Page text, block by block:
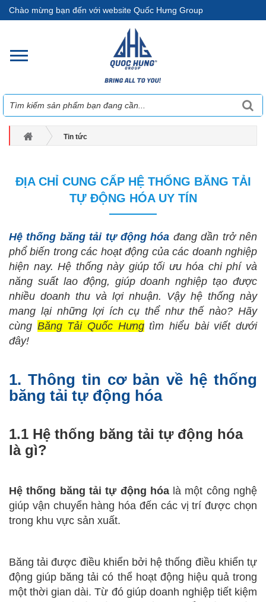
Chào mừng bạn đến với website Quốc Hưng Group
Tin tức
ĐỊA CHỈ CUNG CẤP HỆ THỐNG BĂNG TẢI
TỰ ĐỘNG HÓA UY TÍN
Hệ thống băng tải tự động hóa đang dần trở nên
phổ biến trong các hoạt động của các doanh nghiệp
hiện nay. Hệ thống này giúp tối ưu hóa chi phí và
năng suất lao động, giúp doanh nghiệp tạo được
nhiều doanh thu và lợi nhuận. Vậy hệ thống này
mang lại những lợi ích cụ thể như thế nào? Hãy
cùng Băng Tải Quốc Hưngtìm hiểu bài viết dưới
đây!
1. Thông tin cơ bản về hệ thống
băng tải tự động hóa
1.1 Hệ thống băng tải tự động hóa
là gì?
Hệ thống băng tải tự động hóalà một công nghệ
giúp vận chuyển hàng hóa đến các vị trí được chọn
trong khu vực sản xuất.
Băng tải được điều khiển bởi hệ thống điều khiển tự
động giúp băng tải có thể hoạt động hiệu quả trong
một thời gian dài. Từ đó giúp doanh nghiệp tiết kiệm